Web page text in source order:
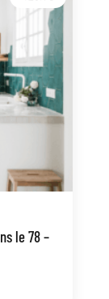
le 78 –